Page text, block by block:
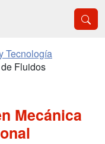
Tecnología
Fluidos
Mecánica